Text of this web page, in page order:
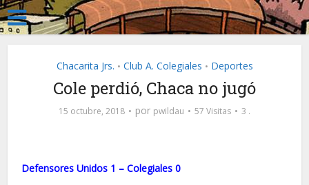
Chacarita Jrs. • Club A. Colegiales • Deportes
Cole perdió, Chaca no jugó
15 octubre, 2018 por pwildau 57 Visitas 3 .
Defensores Unidos 1 – Colegiales 0